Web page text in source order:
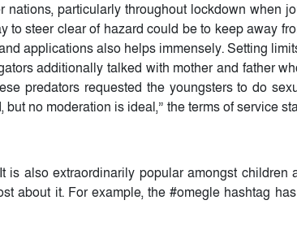
particularly throughout lockdown when
to steer clear of hazard could be to keep away
applications also helps immensely. Setting
additionally talked with mother and father
predators requested the youngsters to do
no moderation is ideal,” the terms of service
also extraordinarily popular amongst children
about it. For example, the #omegle hashtag